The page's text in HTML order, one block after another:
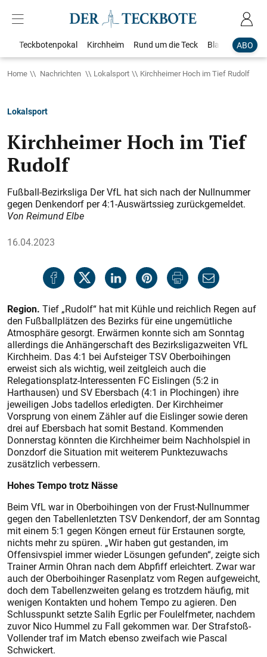
ABO
Teckbotenpokal Kirchheim Rund um die Teck Blaulicht
Home Nachrichten Lokalsport Kirchheimer Hoch im Tief Rudolf
Lokalsport
Kirchheimer Hoch im Tief
Rudolf
Fußball-Bezirksliga Der VfL hat sich nach der Nullnummer
gegen Denkendorf per 4:1-Auswärtssieg zurückgemeldet.
Von Reimund Elbe
16.04.2023
Region. Tief „Rudolf“ hat mit Kühle und reichlich Regen auf
den Fußballplätzen des Bezirks für eine ungemütliche
Atmosphäre gesorgt. Erwärmen konnte sich am Sonntag
allerdings die Anhängerschaft des Bezirksligazweiten VfL
Kirchheim. Das 4:1 bei Aufsteiger TSV Oberboihingen
erweist sich als wichtig, weil zeitgleich auch die
Relegationsplatz-Interessenten FC Eislingen (5:2 in
Harthausen) und SV Ebersbach (4:1 in Plochingen) ihre
jeweiligen Jobs tadellos erledigten. Der Kirchheimer
Vorsprung von einem Zähler auf die Eislinger sowie deren
drei auf Ebersbach hat somit Bestand. Kommenden
Donnerstag könnten die Kirchheimer beim Nachholspiel in
Donzdorf die Situation mit weiterem Punktezuwachs
zusätzlich verbessern.
Hohes Tempo trotz Nässe
Beim VfL war in Oberboihingen von der Frust-Nullnummer
gegen den Tabellenletzten TSV Denkendorf, der am Sonntag
mit einem 5:1 gegen Köngen erneut für Erstaunen sorgte,
nichts mehr zu spüren. „Wir haben gut gestanden, im
Offensivspiel immer wieder Lösungen gefunden“, zeigte sich
Trainer Armin Ohran nach dem Abpfiff erleichtert. Zwar war
auch der Oberboihinger Rasenplatz vom Regen aufgeweicht,
doch dem Tabellenzweiten gelang es trotzdem häufig, mit
wenigen Kontakten und hohem Tempo zu agieren. Den
Schlusspunkt setzte Salih Egrlic per Foulelfmeter, nachdem
zuvor Nico Hummel zu Fall gekommen war. Der Strafstoß-
Vollender traf im Match ebenso zweifach wie Pascal
Schwickert.